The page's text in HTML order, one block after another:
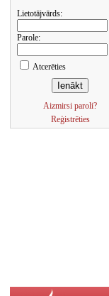
Lietotājvārds:
Parole:
Atcerēties
Aizmirsi paroli?
Reģistrēties